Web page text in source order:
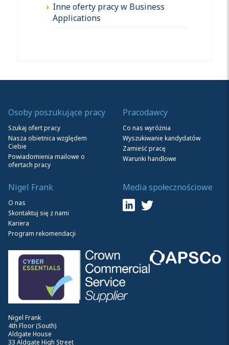
Inne oferty pracy w Business
Applications
Nigel Frank
4th Floor (South)
Aldgate House
33 Aldgate High Street
Osoby poszukujące pracy
Szukaj ofert pracy
Nasza obietnica względem
Ciebie
Powiadomienia mailowe o
ofertach pracy
Pracodawcy
Co nas wyróżnia
Wyszukiwanie kandydatów
Zamieść pracę
Warunki handlowe
Nigel Frank
O nas
Skontaktuj się z nami
Kariera
Program rekomendacji
Media społecznościowe